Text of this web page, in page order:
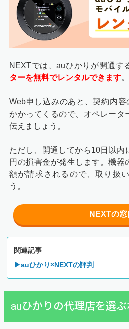
STEP2
フルコミット から申し込むと、
1回目の電話はフルコミットか
した必要事項の確認や料金プラ
あります。
また、この確認電話でフルコミ
2回目の電話はKDDIからです。
NEXTでは、auひかりが開通す
ターを無料でレンタルできます。
Web申し込みのあと、契約内
かかってくるので、オペレータ
伝えましょう。
ただし、開通してから10日以内
円の損害金が発生します。機器
額が請求されるので、取り扱
う。
NEXTの窓
関連記事
▶auひかり×NEXTの評判
auひかりの代理店を選